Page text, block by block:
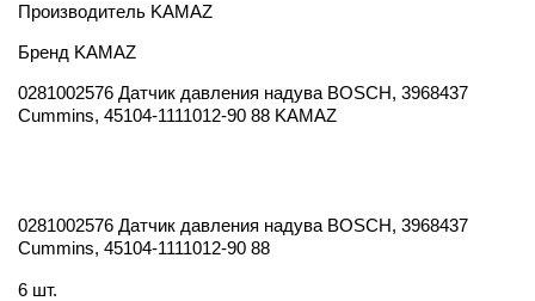
Производитель KAMAZ
Бренд KAMAZ
0281002576 Датчик давления надува BOSCH, 3968437
Cummins, 45104-1111012-90 88 KAMAZ
0281002576 Датчик давления надува BOSCH, 3968437
Cummins, 45104-1111012-90 88
6 шт.